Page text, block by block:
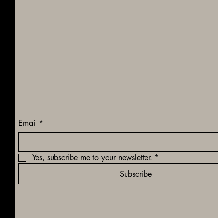
Email *
Yes, subscribe me to your newsletter. *
Subscribe